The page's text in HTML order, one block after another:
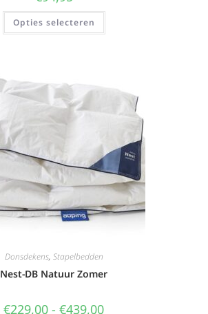
Opties selecteren
Donsdekens, Stapelbedden
Nest-DB Natuur Zomer
€229,00 - €439,00